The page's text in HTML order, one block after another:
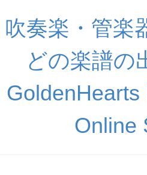
吹奏楽・管楽
どの楽譜の
Online